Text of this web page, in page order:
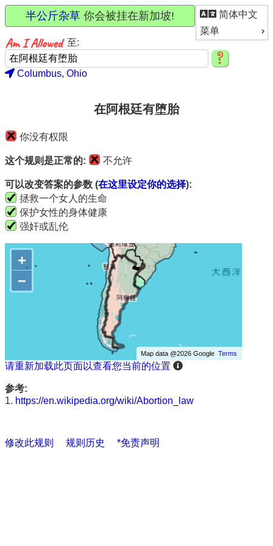
简体中文
菜单
半公斤杂草 你会被挂在新加坡!
至:
Columbus, Ohio
在阿根廷有堕胎
你没有权限
这个规则是正常的: 不允许
可以改变答案的参数 (在这里设定你的选择):
拯救一个女人的生命
保护女性的身体健康
强奸或乱伦
+
−
Map data @2026 GoogleTerms
请重新加载此页面以查看您当前的位置
参考:
1. https://en.wikipedia.org/wiki/Abortion_law
修改此规则 规则历史 *免责声明